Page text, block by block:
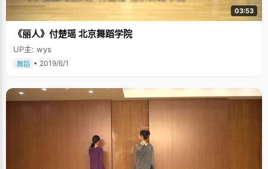
03:53
《丽人》付楚瑶 北京舞蹈学院
UP主: wys
舞蹈 • 2019/6/1